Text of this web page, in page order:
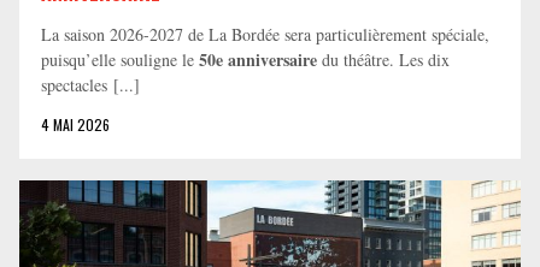
La saison 2026-2027 de La Bordée sera particulièrement spéciale,
puisqu’elle souligne le 50e anniversaire du théâtre. Les dix
spectacles [...]
4 MAI 2026